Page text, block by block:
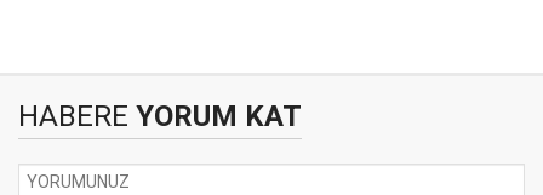
HABERE YORUM KAT